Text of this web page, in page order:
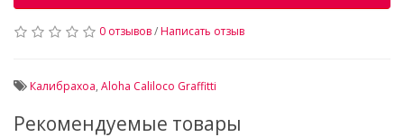
0 отзывов/Написать отзыв
Калибрахоа, Aloha Caliloco Graffitti
Рекомендуемые товары